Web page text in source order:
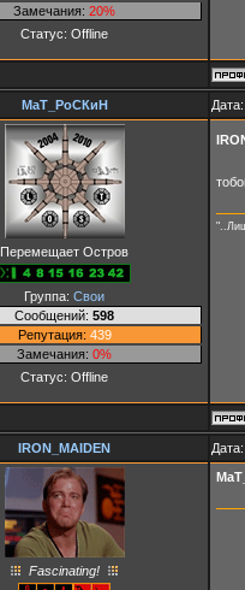
Замечания: 20%
Статус: Offline
МаТ_РоСКиН
Перемещает Остров
Группа: Свои
Сообщений: 598
Репутация: 439
Замечания: 0%
Статус: Offline
IRON_MAIDEN
Fascinating!